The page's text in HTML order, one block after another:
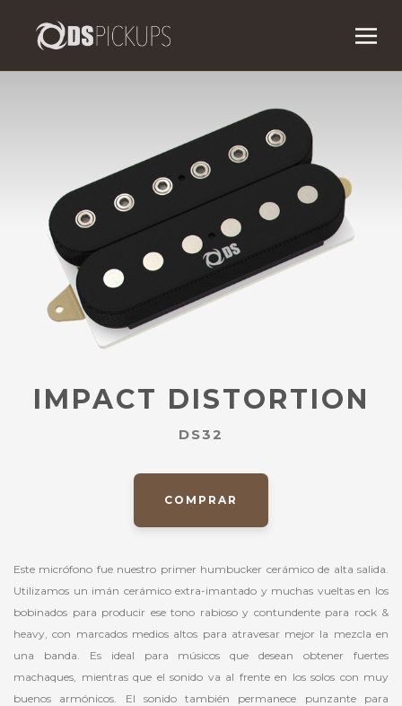
IMPACT DISTORTION
DS32
COMPRAR
Este micrófono fue nuestro primer humbucker cerámico de alta salida.
Utilizamos un imán cerámico extra-imantado y muchas vueltas en los
bobinados para producir ese tono rabioso y contundente para rock &
heavy, con marcados medios altos para atravesar mejor la mezcla en
una banda. Es ideal para músicos que desean obtener fuertes
machaques, mientras que el sonido va al frente en los solos con muy
buenos armónicos. El sonido también permanece punzante para